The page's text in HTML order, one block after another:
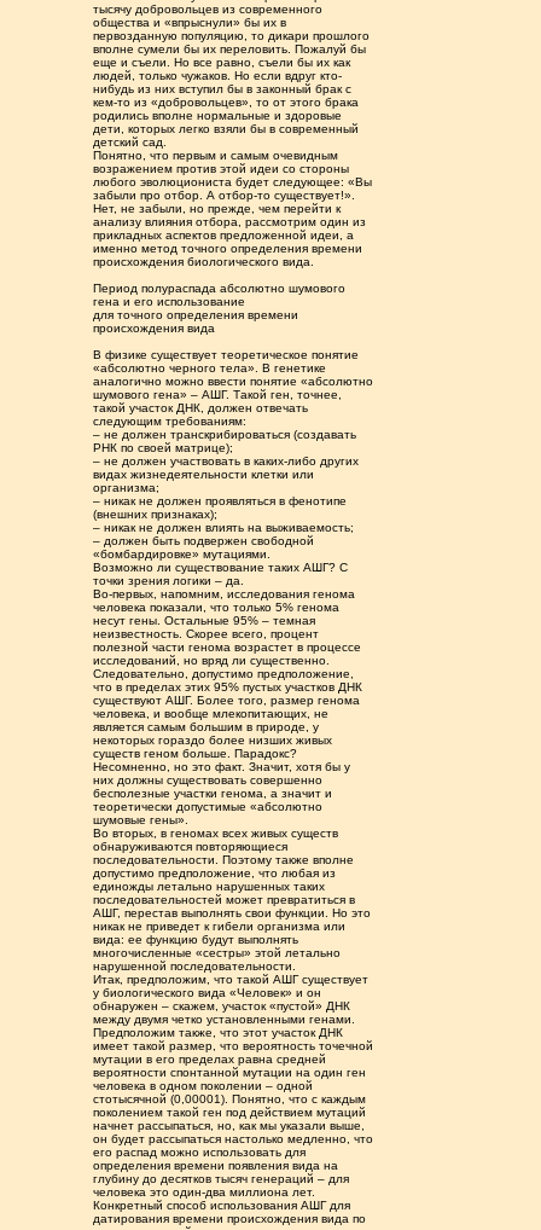
тысячу добровольцев из современного
общества и «впрыснули» бы их в
первозданную популяцию, то дикари прошлого
вполне сумели бы их переловить. Пожалуй бы
еще и съели. Но все равно, съели бы их как
людей, только чужаков. Но если вдруг кто-
нибудь из них вступил бы в законный брак с
кем-то из «добровольцев», то от этого брака
родились вполне нормальные и здоровые
дети, которых легко взяли бы в современный
детский сад.
Понятно, что первым и самым очевидным
возражением против этой идеи со стороны
любого эволюциониста будет следующее: «Вы
забыли про отбор. А отбор-то существует!».
Нет, не забыли, но прежде, чем перейти к
анализу влияния отбора, рассмотрим один из
прикладных аспектов предложенной идеи, а
именно метод точного определения времени
происхождения биологического вида.
Период полураспада абсолютно шумового
гена и его использование
для точного определения времени
происхождения вида
В физике существует теоретическое понятие
«абсолютно черного тела». В генетике
аналогично можно ввести понятие «абсолютно
шумового гена» – АШГ. Такой ген, точнее,
такой участок ДНК, должен отвечать
следующим требованиям:
– не должен транскрибироваться (создавать
РНК по своей матрице);
– не должен участвовать в каких-либо других
видах жизнедеятельности клетки или
организма;
– никак не должен проявляться в фенотипе
(внешних признаках);
– никак не должен влиять на выживаемость;
– должен быть подвержен свободной
«бомбардировке» мутациями.
Возможно ли существование таких АШГ? С
точки зрения логики – да.
Во-первых, напомним, исследования генома
человека показали, что только 5% генома
несут гены. Остальные 95% – темная
неизвестность. Скорее всего, процент
полезной части генома возрастет в процессе
исследований, но вряд ли существенно.
Следовательно, допустимо предположение,
что в пределах этих 95% пустых участков ДНК
существуют АШГ. Более того, размер генома
человека, и вообще млекопитающих, не
является самым большим в природе, у
некоторых гораздо более низших живых
существ геном больше. Парадокс?
Несомненно, но это факт. Значит, хотя бы у
них должны существовать совершенно
бесполезные участки генома, а значит и
теоретически допустимые «абсолютно
шумовые гены».
Во вторых, в геномах всех живых существ
обнаруживаются повторяющиеся
последовательности. Поэтому также вполне
допустимо предположение, что любая из
единожды летально нарушенных таких
последовательностей может превратиться в
АШГ, перестав выполнять свои функции. Но это
никак не приведет к гибели организма или
вида: ее функцию будут выполнять
многочисленные «сестры» этой летально
нарушенной последовательности.
Итак, предположим, что такой АШГ существует
у биологического вида «Человек» и он
обнаружен – скажем, участок «пустой» ДНК
между двумя четко установленными генами.
Предположим также, что этот участок ДНК
имеет такой размер, что вероятность точечной
мутации в его пределах равна средней
вероятности спонтанной мутации на один ген
человека в одном поколении – одной
стотысячной (0,00001). Понятно, что с каждым
поколением такой ген под действием мутаций
начнет рассыпаться, но, как мы указали выше,
он будет рассыпаться настолько медленно, что
его распад можно использовать для
определения времени появления вида на
глубину до десятков тысяч генераций – для
человека это один-два миллиона лет.
Конкретный способ использования АШГ для
датирования времени происхождения вида по